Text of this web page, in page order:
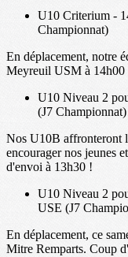
U10 Criterium -
Championnat)
En déplacement, notre
Meyreuil USM à 14h00
U10 Niveau 2
(J7 Championnat)
Nos U10B affronteront
encourager nos jeunes
d'envoi à 13h30 !
U10 Niveau 2
USE (J7
En déplacement, ce
Mitre Remparts. Coup